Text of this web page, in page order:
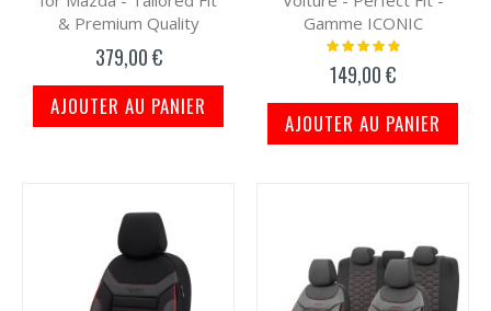
& Premium Quality
379,00 €
AJOUTER AU PANIER
Gamme ICONIC
Notation:
149,00 €
AJOUTER AU PANIER